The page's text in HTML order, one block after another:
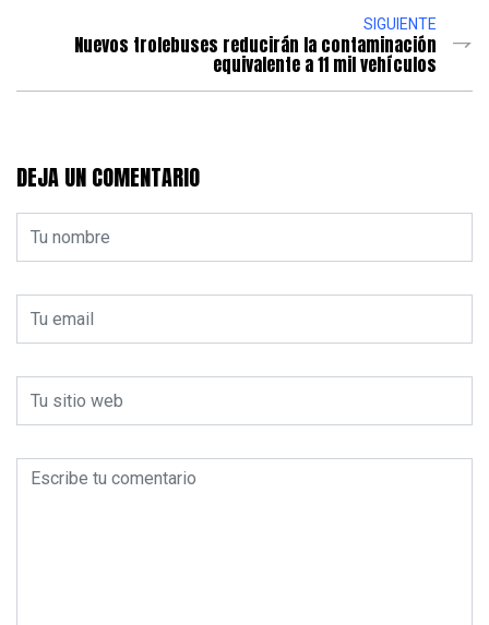
SIGUIENTE
Nuevos trolebuses reducirán la contaminación
equivalente a 11 mil vehículos
DEJA UN COMENTARIO